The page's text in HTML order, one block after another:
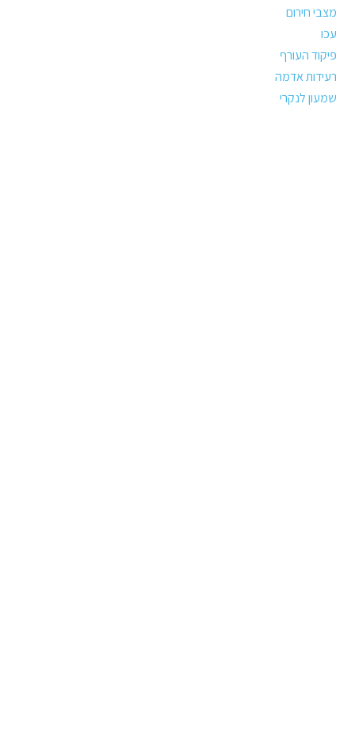
מצבי חירום
עכו
פיקוד העורף
רעידות אדמה
שמעון לנקרי